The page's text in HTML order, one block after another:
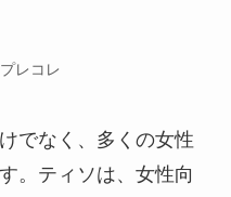
レコレ
でなく、多くの女性
。ティソは、女性向